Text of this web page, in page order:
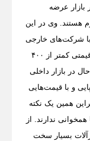
بازار عرضه
هستند. وی در این
با شرکت‌های خارجی
داریم، در حال حاضر شیرآلات اروپایی باکیفیت، قیمتی کمتر از ۴۰۰
عین حال در بازار داخلی
و با قیمت‌هایی
همین یک نکته
ندارند. از
بسیار سخت